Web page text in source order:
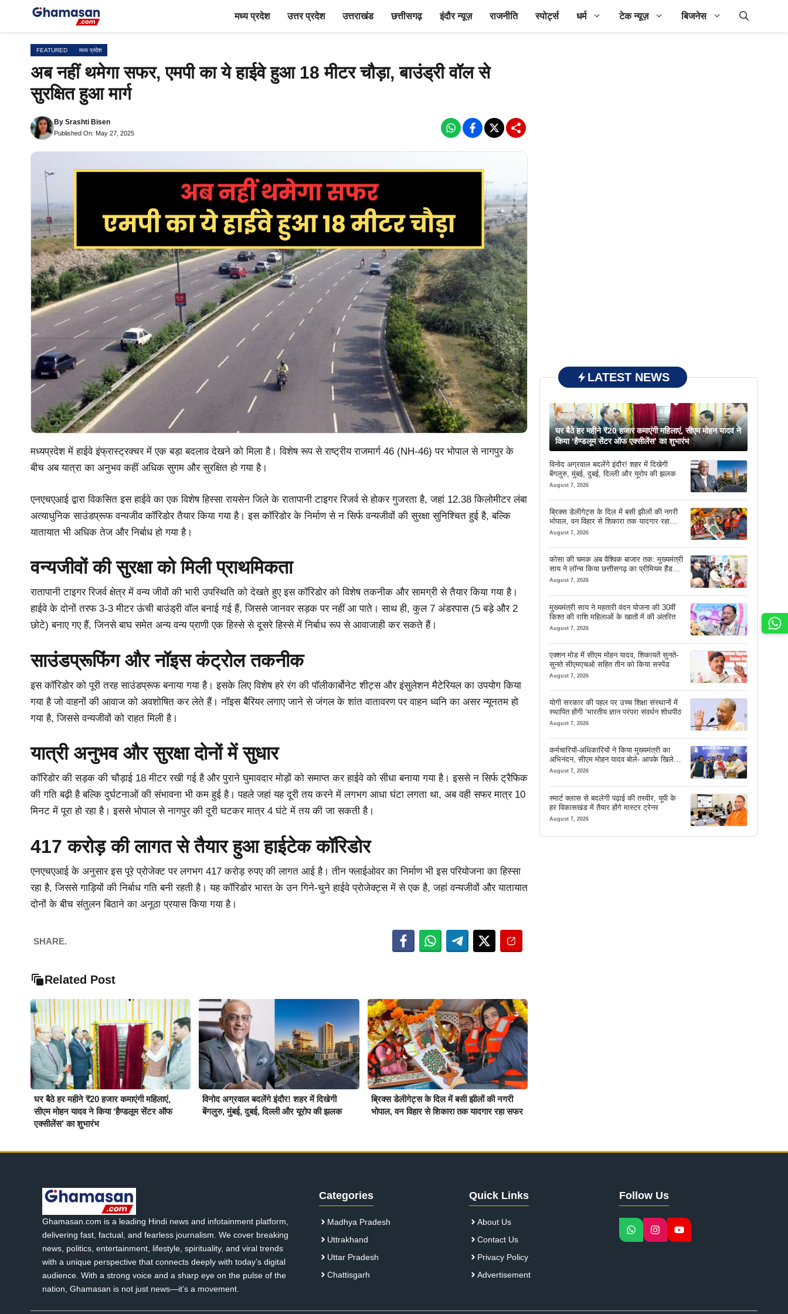
मध्य प्रदेश उत्तर प्रदेश उत्तराखंड छत्तीसगढ़ इंदौर न्यूज़ राजनीति स्पोर्ट्स धर्म टेक न्यूज़ बिजनेस
FEATURED मध्य प्रदेश
अब नहीं थमेगा सफर, एमपी का ये हाईवे हुआ 18 मीटर चौड़ा, बाउंड्री वॉल से
सुरक्षित हुआ मार्ग
By Srashti Bisen
Published On: May 27, 2025
मध्यप्रदेश में हाईवे इंफ्रास्ट्रक्चर में एक बड़ा बदलाव देखने को मिला है। विशेष रूप से राष्ट्रीय राजमार्ग 46 (NH-46) पर भोपाल से नागपुर के
बीच अब यात्रा का अनुभव कहीं अधिक सुगम और सुरक्षित हो गया है।
एनएचएआई द्वारा विकसित इस हाईवे का एक विशेष हिस्सा रायसेन जिले के रातापानी टाइगर रिजर्व से होकर गुजरता है, जहां 12.38 किलोमीटर लंबा
अत्याधुनिक साउंडप्रूफ वन्यजीव कॉरिडोर तैयार किया गया है। इस कॉरिडोर के निर्माण से न सिर्फ वन्यजीवों की सुरक्षा सुनिश्चित हुई है, बल्कि
यातायात भी अधिक तेज और निर्बाध हो गया है।
वन्यजीवों की सुरक्षा को मिली प्राथमिकता
रातापानी टाइगर रिजर्व क्षेत्र में वन्य जीवों की भारी उपस्थिति को देखते हुए इस कॉरिडोर को विशेष तकनीक और सामग्री से तैयार किया गया है।
हाईवे के दोनों तरफ 3-3 मीटर ऊंची बाउंड्री वॉल बनाई गई हैं, जिससे जानवर सड़क पर नहीं आ पाते। साथ ही, कुल 7 अंडरपास (5 बड़े और 2
छोटे) बनाए गए हैं, जिनसे बाघ समेत अन्य वन्य प्राणी एक हिस्से से दूसरे हिस्से में निर्बाध रूप से आवाजाही कर सकते हैं।
साउंडप्रूफिंग और नॉइस कंट्रोल तकनीक
इस कॉरिडोर को पूरी तरह साउंडप्रूफ बनाया गया है। इसके लिए विशेष हरे रंग की पॉलीकार्बोनेट शीट्स और इंसुलेशन मैटेरियल का उपयोग किया
गया है जो वाहनों की आवाज को अवशोषित कर लेते हैं। नॉइस बैरियर लगाए जाने से जंगल के शांत वातावरण पर वाहन ध्वनि का असर न्यूनतम हो
गया है, जिससे वन्यजीवों को राहत मिली है।
यात्री अनुभव और सुरक्षा दोनों में सुधार
कॉरिडोर की सड़क की चौड़ाई 18 मीटर रखी गई है और पुराने घुमावदार मोड़ों को समाप्त कर हाईवे को सीधा बनाया गया है। इससे न सिर्फ ट्रैफिक
की गति बढ़ी है बल्कि दुर्घटनाओं की संभावना भी कम हुई है। पहले जहां यह दूरी तय करने में लगभग आधा घंटा लगता था, अब वही सफर मात्र 10
मिनट में पूरा हो रहा है। इससे भोपाल से नागपुर की दूरी घटकर मात्र 4 घंटे में तय की जा सकती है।
417 करोड़ की लागत से तैयार हुआ हाईटेक कॉरिडोर
एनएचएआई के अनुसार इस पूरे प्रोजेक्ट पर लगभग 417 करोड़ रुपए की लागत आई है। तीन फ्लाईओवर का निर्माण भी इस परियोजना का हिस्सा
रहा है, जिससे गाड़ियों की निर्बाध गति बनी रहती है। यह कॉरिडोर भारत के उन गिने-चुने हाईवे प्रोजेक्ट्स में से एक है, जहां वन्यजीवों और यातायात
दोनों के बीच संतुलन बिठाने का अनूठा प्रयास किया गया है।
SHARE.
Related Post
घर बैठे हर महीने ₹20 हजार कमाएंगी महिलाएं,
सीएम मोहन यादव ने किया ‘हैण्डलूम सेंटर ऑफ
एक्सीलेंस’ का शुभारंभ
विनोद अग्रवाल बदलेंगे इंदौर! शहर में दिखेगी
बेंगलुरु, मुंबई, दुबई, दिल्ली और यूरोप की झलक
ब्रिक्स डेलीगेट्स के दिल में बसी झीलों की नगरी
भोपाल, वन विहार से शिकारा तक यादगार रहा सफर
LATEST NEWS
August 8, 2026
घर बैठे हर महीने ₹20 हजार कमाएंगी महिलाएं, सीएम मोहन यादव ने
किया ‘हैण्डलूम सेंटर ऑफ एक्सीलेंस’ का शुभारंभ
विनोद अग्रवाल बदलेंगे इंदौर! शहर में दिखेगी
बेंगलुरु, मुंबई, दुबई, दिल्ली और यूरोप की झलक
August 7, 2026
ब्रिक्स डेलीगेट्स के दिल में बसी झीलों की नगरी
भोपाल, वन विहार से शिकारा तक यादगार रहा
सफर
August 7, 2026
कोसा की चमक अब वैश्विक बाजार तक: मुख्यमंत्री
साय ने लॉन्च किया छत्तीसगढ़ का प्रीमियम हैंडलूम
ब्रांड ‘कोशल फैब’
August 7, 2026
मुख्यमंत्री साय ने महतारी वंदन योजना की 30वीं
किश्त की राशि महिलाओं के खातों में की अंतरित
August 7, 2026
एक्शन मोड में सीएम मोहन यादव, शिकायतें सुनते-
सुनते सीएमएचओ सहित तीन को किया सस्पेंड
August 7, 2026
योगी सरकार की पहल पर उच्च शिक्षा संस्थानों में
स्थापित होंगी ‘भारतीय ज्ञान परंपरा संवर्धन शोधपीठ
August 7, 2026
कर्मचारियों-अधिकारियों ने किया मुख्यमंत्री का
अभिनंदन, सीएम मोहन यादव बोले- आपके खिले
चेहरे देखकर आनंद आता है
August 7, 2026
स्मार्ट क्लास से बदलेगी पढ़ाई की तस्वीर, यूपी के
हर विकासखंड में तैयार होंगे मास्टर ट्रेनर
August 7, 2026
Ghamasan.com is a leading Hindi news and infotainment platform,
delivering fast, factual, and fearless journalism. We cover breaking
news, politics, entertainment, lifestyle, spirituality, and viral trends
with a unique perspective that connects deeply with today’s digital
audience. With a strong voice and a sharp eye on the pulse of the
nation, Ghamasan is not just news—it’s a movement.
Categories
Madhya Pradesh
Uttrakhand
Uttar Pradesh
Chattisgarh
Quick Links
About Us
Contact Us
Privacy Policy
Advertisement
Follow Us